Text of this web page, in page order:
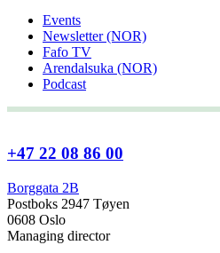
Events
Newsletter (NOR)
Fafo TV
Arendalsuka (NOR)
Podcast
+47 22 08 86 00
Borggata 2B
Postboks 2947 Tøyen
0608 Oslo
Managing director